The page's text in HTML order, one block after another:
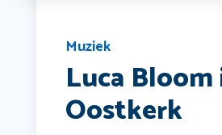
Muziek
Luca Bloom
Oostkerk